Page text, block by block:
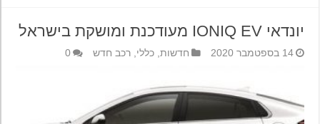
יונדאי IONIQ EV מעודכנת ומושקת בישראל
14 בספטמבר 2020 חדשות,כללי,רכב חדש 0